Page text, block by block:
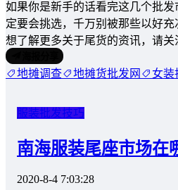
如果你是新手的话看完这几个批
定要会挑选，千万别被那些以好
想了解更多关于尾货的资讯，请
地摊调查 地摊货批发网 女装
服装批发技巧
南海服装尾座市场在
2020-8-4 7:03:28